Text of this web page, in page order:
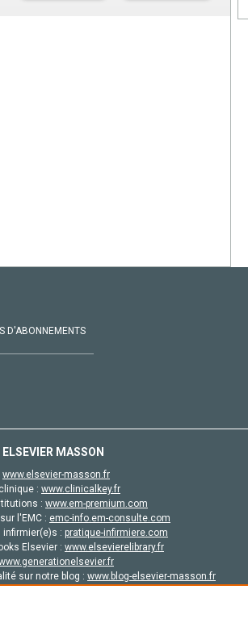
D'ABONNEMENTS
MASSON
www.elsevier-masson.fr
: www.clinicalkey.fr
: www.em-premium.com
l'EMC : emc-info.em-consulte.com
infirmier(e)s : pratique-infirmiere.com
Elsevier : www.elsevierelibrary.fr
sur notre blog : www.blog-elsevier-masson.fr